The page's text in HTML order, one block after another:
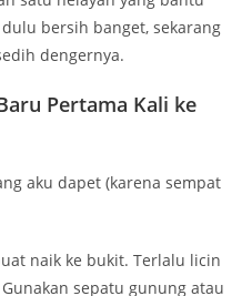
naik ke bukit. Terlalu licin
main-main.